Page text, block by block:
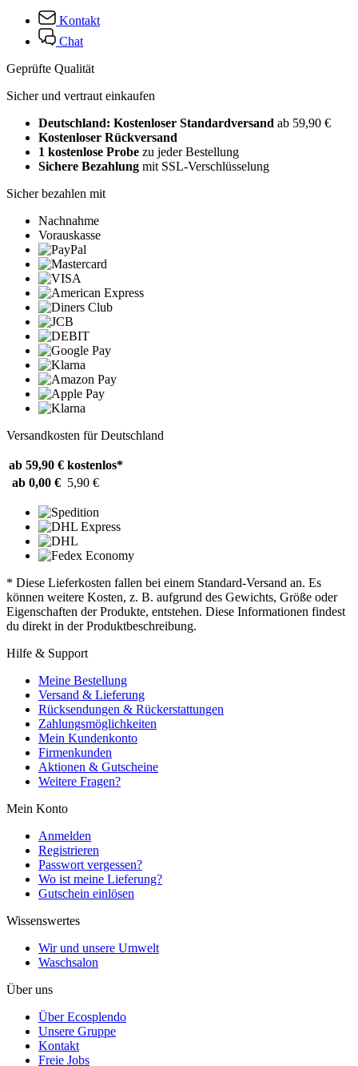
Kontakt
Chat
Geprüfte Qualität
Sicher und vertraut einkaufen
Deutschland: Kostenloser Standardversand ab 59,90 €
Kostenloser Rückversand
1 kostenlose Probe zu jeder Bestellung
Sichere Bezahlung mit SSL-Verschlüsselung
Sicher bezahlen mit
Nachnahme
Vorauskasse
Versandkosten für Deutschland
ab 59,90 € kostenlos*
ab 0,00 € 5,90 €
* Diese Lieferkosten fallen bei einem Standard-Versand an. Es
können weitere Kosten, z. B. aufgrund des Gewichts, Größe oder
Eigenschaften der Produkte, entstehen. Diese Informationen findest
du direkt in der Produktbeschreibung.
Hilfe & Support
Meine Bestellung
Versand & Lieferung
Rücksendungen & Rückerstattungen
Zahlungsmöglichkeiten
Mein Kundenkonto
Firmenkunden
Aktionen & Gutscheine
Weitere Fragen?
Mein Konto
Anmelden
Registrieren
Passwort vergessen?
Wo ist meine Lieferung?
Gutschein einlösen
Wissenswertes
Wir und unsere Umwelt
Waschsalon
Über uns
Über Ecosplendo
Unsere Gruppe
Kontakt
Freie Jobs